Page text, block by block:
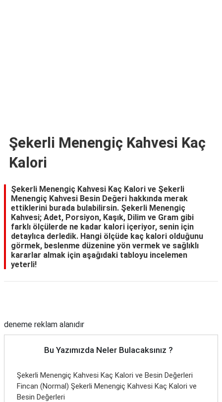
Şekerli Menengiç Kahvesi Kaç
Kalori
Şekerli Menengiç Kahvesi Kaç Kalori ve Şekerli
Menengiç Kahvesi Besin Değeri hakkında merak
ettiklerini burada bulabilirsin. Şekerli Menengiç
Kahvesi; Adet, Porsiyon, Kaşık, Dilim ve Gram gibi
farklı ölçülerde ne kadar kalori içeriyor, senin için
detaylıca derledik. Hangi ölçüde kaç kalori olduğunu
görmek, beslenme düzenine yön vermek ve sağlıklı
kararlar almak için aşağıdaki tabloyu incelemen
yeterli!
deneme reklam alanıdır
Bu Yazımızda Neler Bulacaksınız ?
Şekerli Menengiç Kahvesi Kaç Kalori ve Besin Değerleri
Fincan (Normal) Şekerli Menengiç Kahvesi Kaç Kalori ve
Besin Değerleri